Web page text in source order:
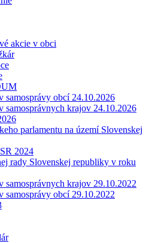
akcie v obci
samosprávy obcí 24.10.2026
samosprávnych krajov 24.10.2026
parlamentu na území Slovenskej
2024
rady Slovenskej republiky v roku
samosprávnych krajov 29.10.2022
samosprávy obcí 29.10.2022